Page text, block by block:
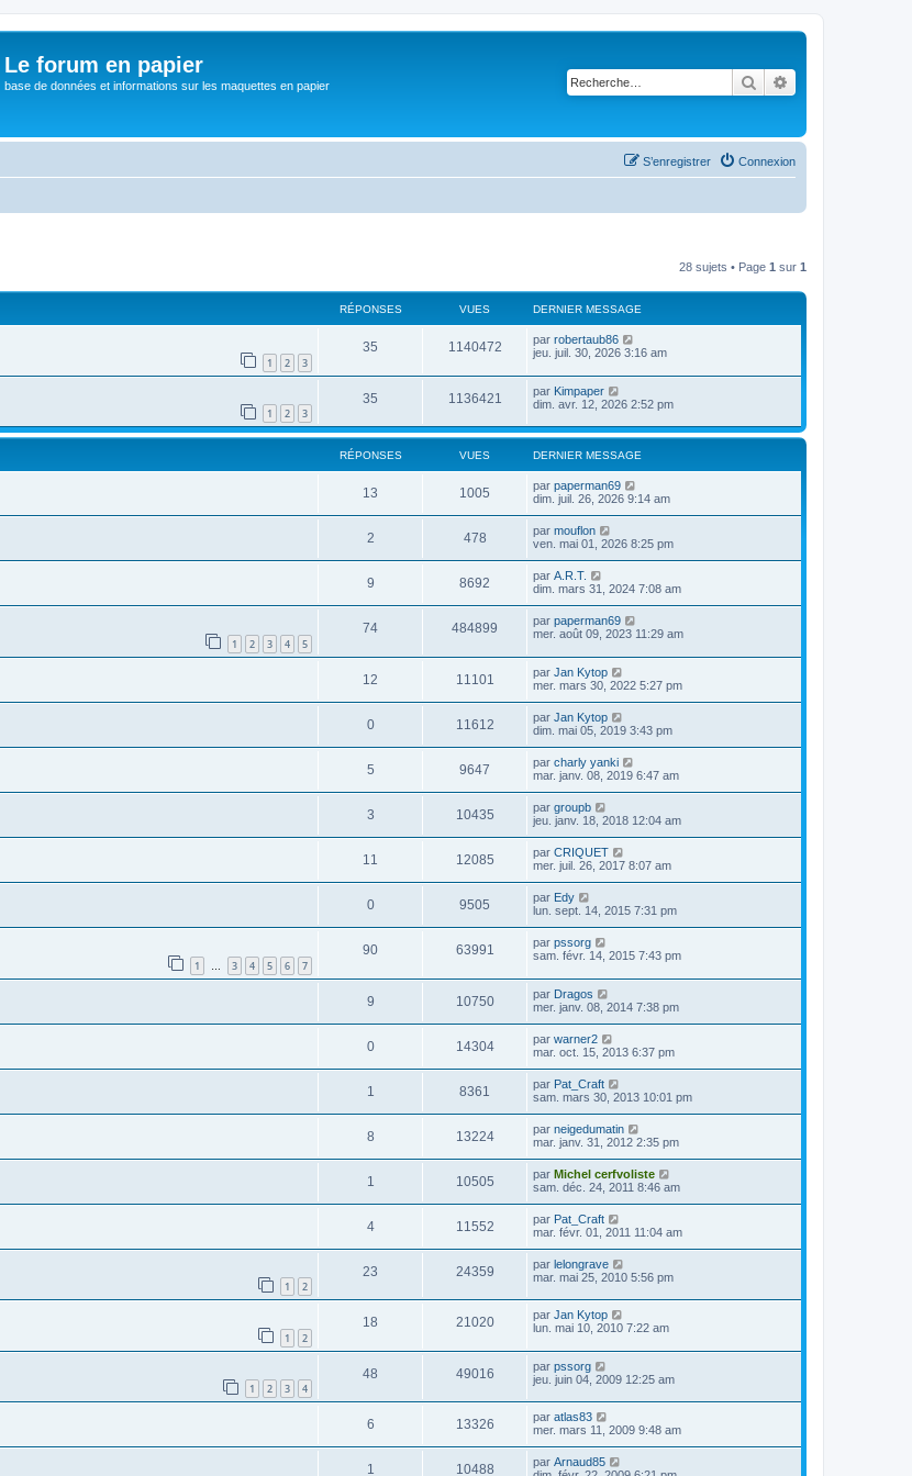
Le forum en papier
base de données et informations sur les maquettes en papier Rechercher
Connexion
S’enregistrer
28 sujets • Page 1 sur 1
RÉPONSES VUES DERNIER MESSAGE
1 2 3
35 1140472 par robertaub86
jeu. juil. 30, 2026 3:16 am
1 2 3
35 1136421 par Kimpaper
dim. avr. 12, 2026 2:52 pm
RÉPONSES VUES DERNIER MESSAGE
13 1005 par paperman69
dim. juil. 26, 2026 9:14 am
2 478 par mouflon
ven. mai 01, 2026 8:25 pm
9 8692 par A.R.T.
dim. mars 31, 2024 7:08 am
1 2 3 4 5
74 484899 par paperman69
mer. août 09, 2023 11:29 am
12 11101 par Jan Kytop
mer. mars 30, 2022 5:27 pm
0 11612 par Jan Kytop
dim. mai 05, 2019 3:43 pm
5 9647 par charly yanki
mar. janv. 08, 2019 6:47 am
3 10435 par groupb
jeu. janv. 18, 2018 12:04 am
11 12085 par CRIQUET
mer. juil. 26, 2017 8:07 am
0 9505 par Edy
lun. sept. 14, 2015 7:31 pm
1 … 3 4 5 6 7
90 63991 par pssorg
sam. févr. 14, 2015 7:43 pm
9 10750 par Dragos
mer. janv. 08, 2014 7:38 pm
0 14304 par warner2
mar. oct. 15, 2013 6:37 pm
1 8361 par Pat_Craft
sam. mars 30, 2013 10:01 pm
8 13224 par neigedumatin
mar. janv. 31, 2012 2:35 pm
1 10505 par Michel cerfvoliste
sam. déc. 24, 2011 8:46 am
4 11552 par Pat_Craft
mar. févr. 01, 2011 11:04 am
1 2
23 24359 par lelongrave
mar. mai 25, 2010 5:56 pm
1 2
18 21020 par Jan Kytop
lun. mai 10, 2010 7:22 am
1 2 3 4
48 49016 par pssorg
jeu. juin 04, 2009 12:25 am
6 13326 par atlas83
mer. mars 11, 2009 9:48 am
1 10488 par Arnaud85